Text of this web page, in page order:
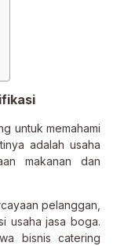
untuk memahami
adalah usaha
makanan dan
pelanggan,
usaha jasa boga.
bisnis catering